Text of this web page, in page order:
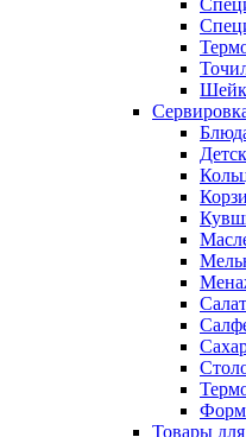
Товары